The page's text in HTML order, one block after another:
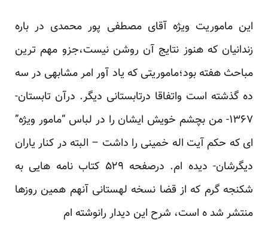
این ماموریت ویژه آقای مصطفی پور محمدی در باره
زندانیان که هنوز نتایج آن روشن نیست،جزو مهم ترین
مباحث هفته بود؛ماموریتی که یاد آور امر مشابهی در سه
ده گذشته است واتفاقا درتابستانی دیگر. درآن تابستان-
۱۳۶۷- من بچشم خویش ایشان را در لباس “مامور ویژه”
ای که حکم آیت اله خمینی را داشت – البته در کنار یاران
دیگرشان- دیده ام. درصفحه ۵۲۹ کتاب نامه هایی به
شکنجه گرم که از قضا نسخه لهستانی آنهم همین روزها
منتشر شد ه است، شرح این دیدار رانوشته ام